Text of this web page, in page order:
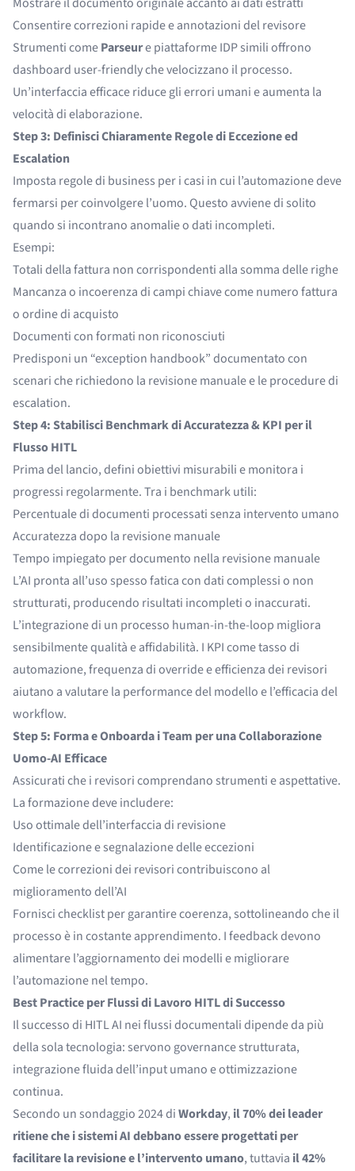
Consentire correzioni rapide e annotazioni del revisore
Strumenti comeParseure piattaforme IDP simili offrono
dashboard user-friendly che velocizzano il processo.
Un’interfaccia efficace riduce gli errori umani e aumenta la
velocità di elaborazione.
Step 3: Definisci Chiaramente Regole di Eccezione ed
Escalation
Imposta regole di business per i casi in cui l’automazione deve
fermarsi per coinvolgere l’uomo. Questo avviene di solito
quando si incontrano anomalie o dati incompleti.
Esempi:
Totali della fattura non corrispondenti alla somma delle righe
Mancanza o incoerenza di campi chiave come numero fattura
o ordine di acquisto
Documenti con formati non riconosciuti
Predisponi un “exception handbook” documentato con
scenari che richiedono la revisione manuale e le procedure di
escalation.
Step 4: Stabilisci Benchmark di Accuratezza & KPI per il
Flusso HITL
Prima del lancio, defini obiettivi misurabili e monitora i
progressi regolarmente. Tra i benchmark utili:
Percentuale di documenti processati senza intervento umano
Accuratezza dopo la revisione manuale
Tempo impiegato per documento nella revisione manuale
L’AI pronta all’uso spesso fatica con dati complessi o non
strutturati, producendo risultati incompleti o inaccurati.
L’integrazione di un processo human-in-the-loop migliora
sensibilmente qualità e affidabilità. I KPI come tasso di
automazione, frequenza di override e efficienza dei revisori
aiutano a valutare la performance del modello e l’efficacia del
workflow.
Step 5: Forma e Onboarda i Team per una Collaborazione
Uomo-AI Efficace
Assicurati che i revisori comprendano strumenti e aspettative.
La formazione deve includere:
Uso ottimale dell’interfaccia di revisione
Identificazione e segnalazione delle eccezioni
Come le correzioni dei revisori contribuiscono al
miglioramento dell’AI
Fornisci checklist per garantire coerenza, sottolineando che il
processo è in costante apprendimento. I feedback devono
alimentare l’aggiornamento dei modelli e migliorare
l’automazione nel tempo.
Best Practice per Flussi di Lavoro HITL di Successo
Il successo di HITL AI nei flussi documentali dipende da più
della sola tecnologia: servono governance strutturata,
integrazione fluida dell’input umano e ottimizzazione
continua.
Secondo un sondaggio 2024 diWorkday, il 70% dei leader
ritiene che i sistemi AI debbano essere progettati per
facilitare la revisione e l’intervento umano, tuttavia il 42%